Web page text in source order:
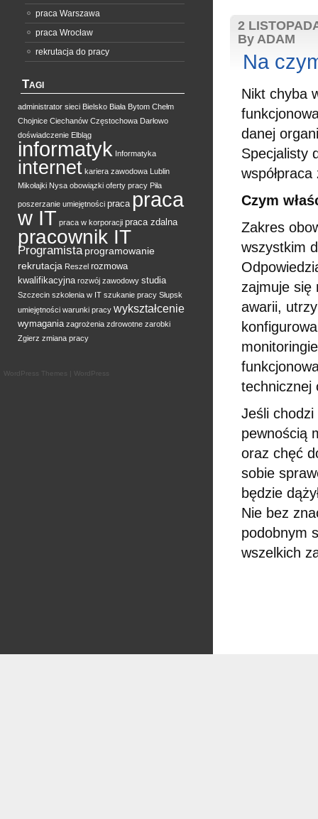
2
By ADAM
Na
Nikt chyba
danej
Specjalisty
Czym
Zakres
wszystkim
zajmuje się
awarii,
technicznej
Jeśli
pewnością
oraz chęć
sobie
będzie
Nie bez
podobnym
wszelkich
praca Warszawa
praca Wrocław
rekrutacja do pracy
Tagi
administrator sieci Bielsko Biała Bytom Chełm
Chojnice Ciechanów Częstochowa Darłowo
doświadczenie Elbląg
informatyk Informatyka
internet kariera zawodowa Lublin
Mikołajki Nysa obowiązki oferty pracy Piła
poszerzanie umiejętności praca praca
w IT praca w korporacji praca zdalna
pracownik IT
Programista programowanie
rekrutacja Reszel rozmowa
kwalifikacyjna rozwój zawodowy studia
Szczecin szkolenia w IT szukanie pracy Słupsk
umiejętności warunki pracy wykształcenie
wymagania zagrożenia zdrowotne zarobki
Zgierz zmiana pracy
WordPress Themes WordPress